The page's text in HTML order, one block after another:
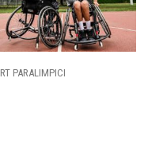
BASKET